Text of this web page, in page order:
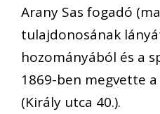
Arany Sas fogadó
tulajdonosának
hozományából és a
1869-ben megvette
(Király utca 40.).